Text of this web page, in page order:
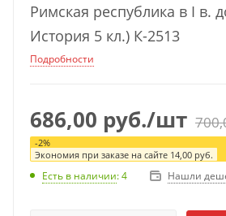
Римская республика в I в.
История 5 кл.) К-2513
Подробности
686,00 руб./шт
-2%
Экономия при заказе на сайте 14,00 руб.
Есть в наличии: 4 Нашли